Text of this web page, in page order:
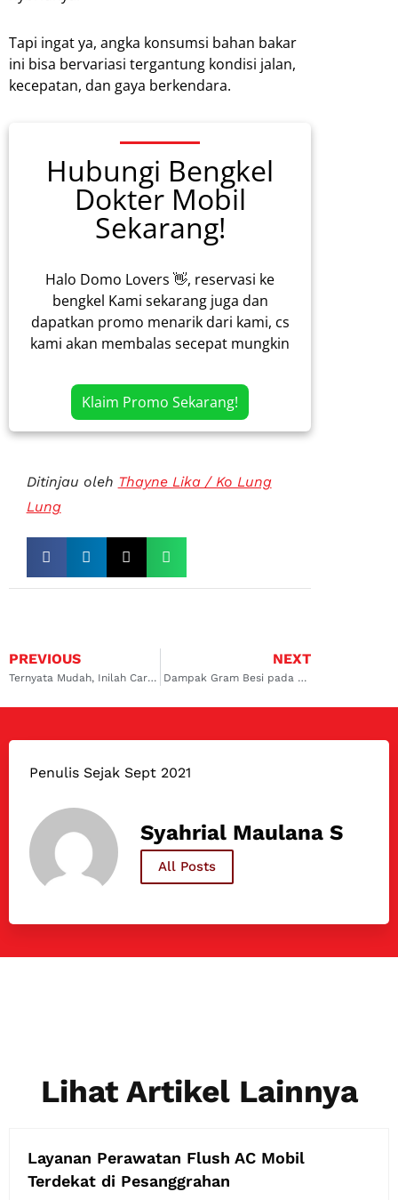
Tapi ingat ya, angka konsumsi bahan bakar
ini bisa bervariasi tergantung kondisi jalan,
kecepatan, dan gaya berkendara.
Hubungi Bengkel
Dokter Mobil
Sekarang!
Halo Domo Lovers 👋, reservasi ke
bengkel Kami sekarang juga dan
dapatkan promo menarik dari kami, cs
kami akan membalas secepat mungkin
Klaim Promo Sekarang!
Ditinjau oleh Thayne Lika / Ko Lung
Lung
PREVIOUS
Ternyata Mudah, Inilah Cara Mengatasi Radiator Mobil Bocor
NEXT
Dampak Gram Besi pada Oli dan Solusinya yang Ampuh
Penulis Sejak Sept 2021
Syahrial Maulana S
All Posts
Lihat Artikel Lainnya
Layanan Perawatan Flush AC Mobil
Terdekat di Pesanggrahan